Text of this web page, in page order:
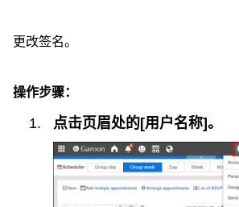
更改签名。
操作步骤：
点击页眉处的[用户名称]。